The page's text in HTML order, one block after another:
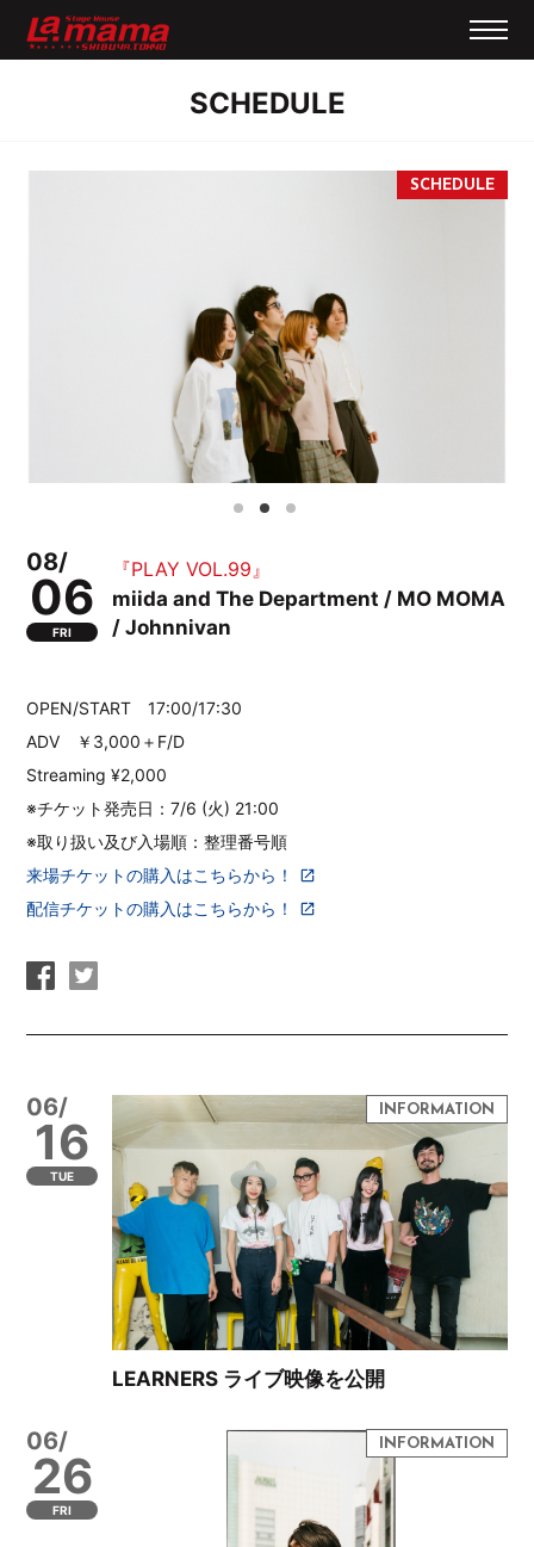
SCHEDULE
08/
06
FRI
『PLAY VOL.99』
miida and The Department / MO MOMA
/ Johnnivan
OPEN/START 17:00/17:30
ADV ￥3,000＋F/D
Streaming ¥2,000
※チケット発売日：7/6 (火) 21:00
※取り扱い及び入場順：整理番号順
来場チケットの購入はこちらから！
配信チケットの購入はこちらから！
06/
16
TUE
LEARNERS ライブ映像を公開
06/
26
FRI